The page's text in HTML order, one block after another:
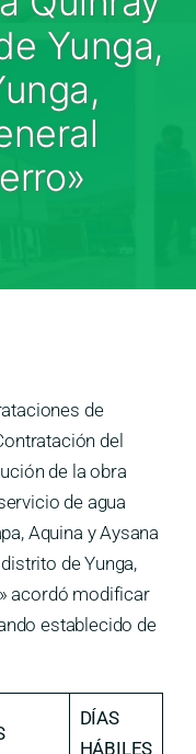
Yunga,
de
del
de la obra
de agua
Aquina y Aysana
de Yunga,
acordó modificar
establecido de
DÍAS
HÁBILES